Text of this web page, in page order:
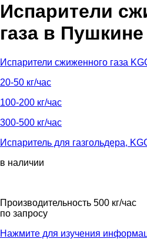
Испарители
газа в Пушкине
Испарители сжиженного газа
20-50 кг/час
100-200 кг/час
300-500 кг/час
Испаритель для газгольдера,
в наличии
Производительность 500 кг/час
по запросу
Нажмите для изучения